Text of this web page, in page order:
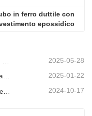
in ferro duttile con
epossidico
2025-05-28
Comunicato stampa: Griglie di drenaggio innovative ad alta resistenza: migliorano la sicurezza e l'efficienza delle infrastrutture urbane 2025-01-22
2024-10-17